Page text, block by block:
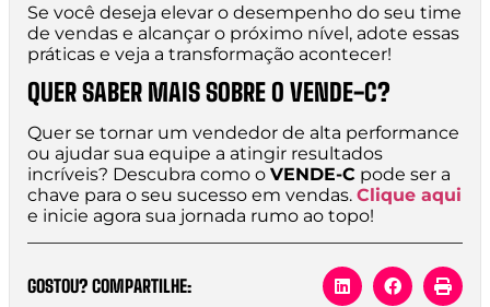
Se você deseja elevar o desempenho do seu time
de vendas e alcançar o próximo nível, adote essas
práticas e veja a transformação acontecer!
QUER SABER MAIS SOBRE O VENDE-C?
Quer se tornar um vendedor de alta performance
ou ajudar sua equipe a atingir resultados
incríveis? Descubra como o VENDE-C pode ser a
chave para o seu sucesso em vendas. Clique aqui
e inicie agora sua jornada rumo ao topo!
GOSTOU? COMPARTILHE: